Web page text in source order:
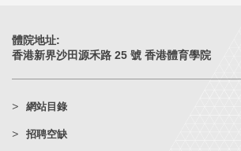
體院地址:
香港新界沙田源禾路 25 號 香港體育學院
網站目錄
招聘空缺